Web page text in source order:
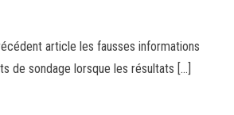
article les fausses informations
de sondage lorsque les résultats […]